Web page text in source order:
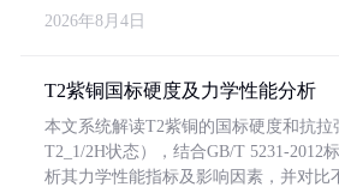
2026年8月4日
T2紫铜国标硬度及力学性能分析
本文系统解读T2紫铜的国标硬度和抗拉
T2_1/2H状态），结合GB/T 5231-2012
析其力学性能指标及影响因素，并对比